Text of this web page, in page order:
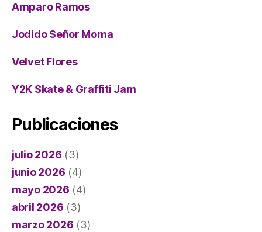
Amparo Ramos
Jodido Señor Moma
Velvet Flores
Y2K Skate & Graffiti Jam
Publicaciones
julio 2026 (3)
junio 2026 (4)
mayo 2026 (4)
abril 2026 (3)
marzo 2026 (3)